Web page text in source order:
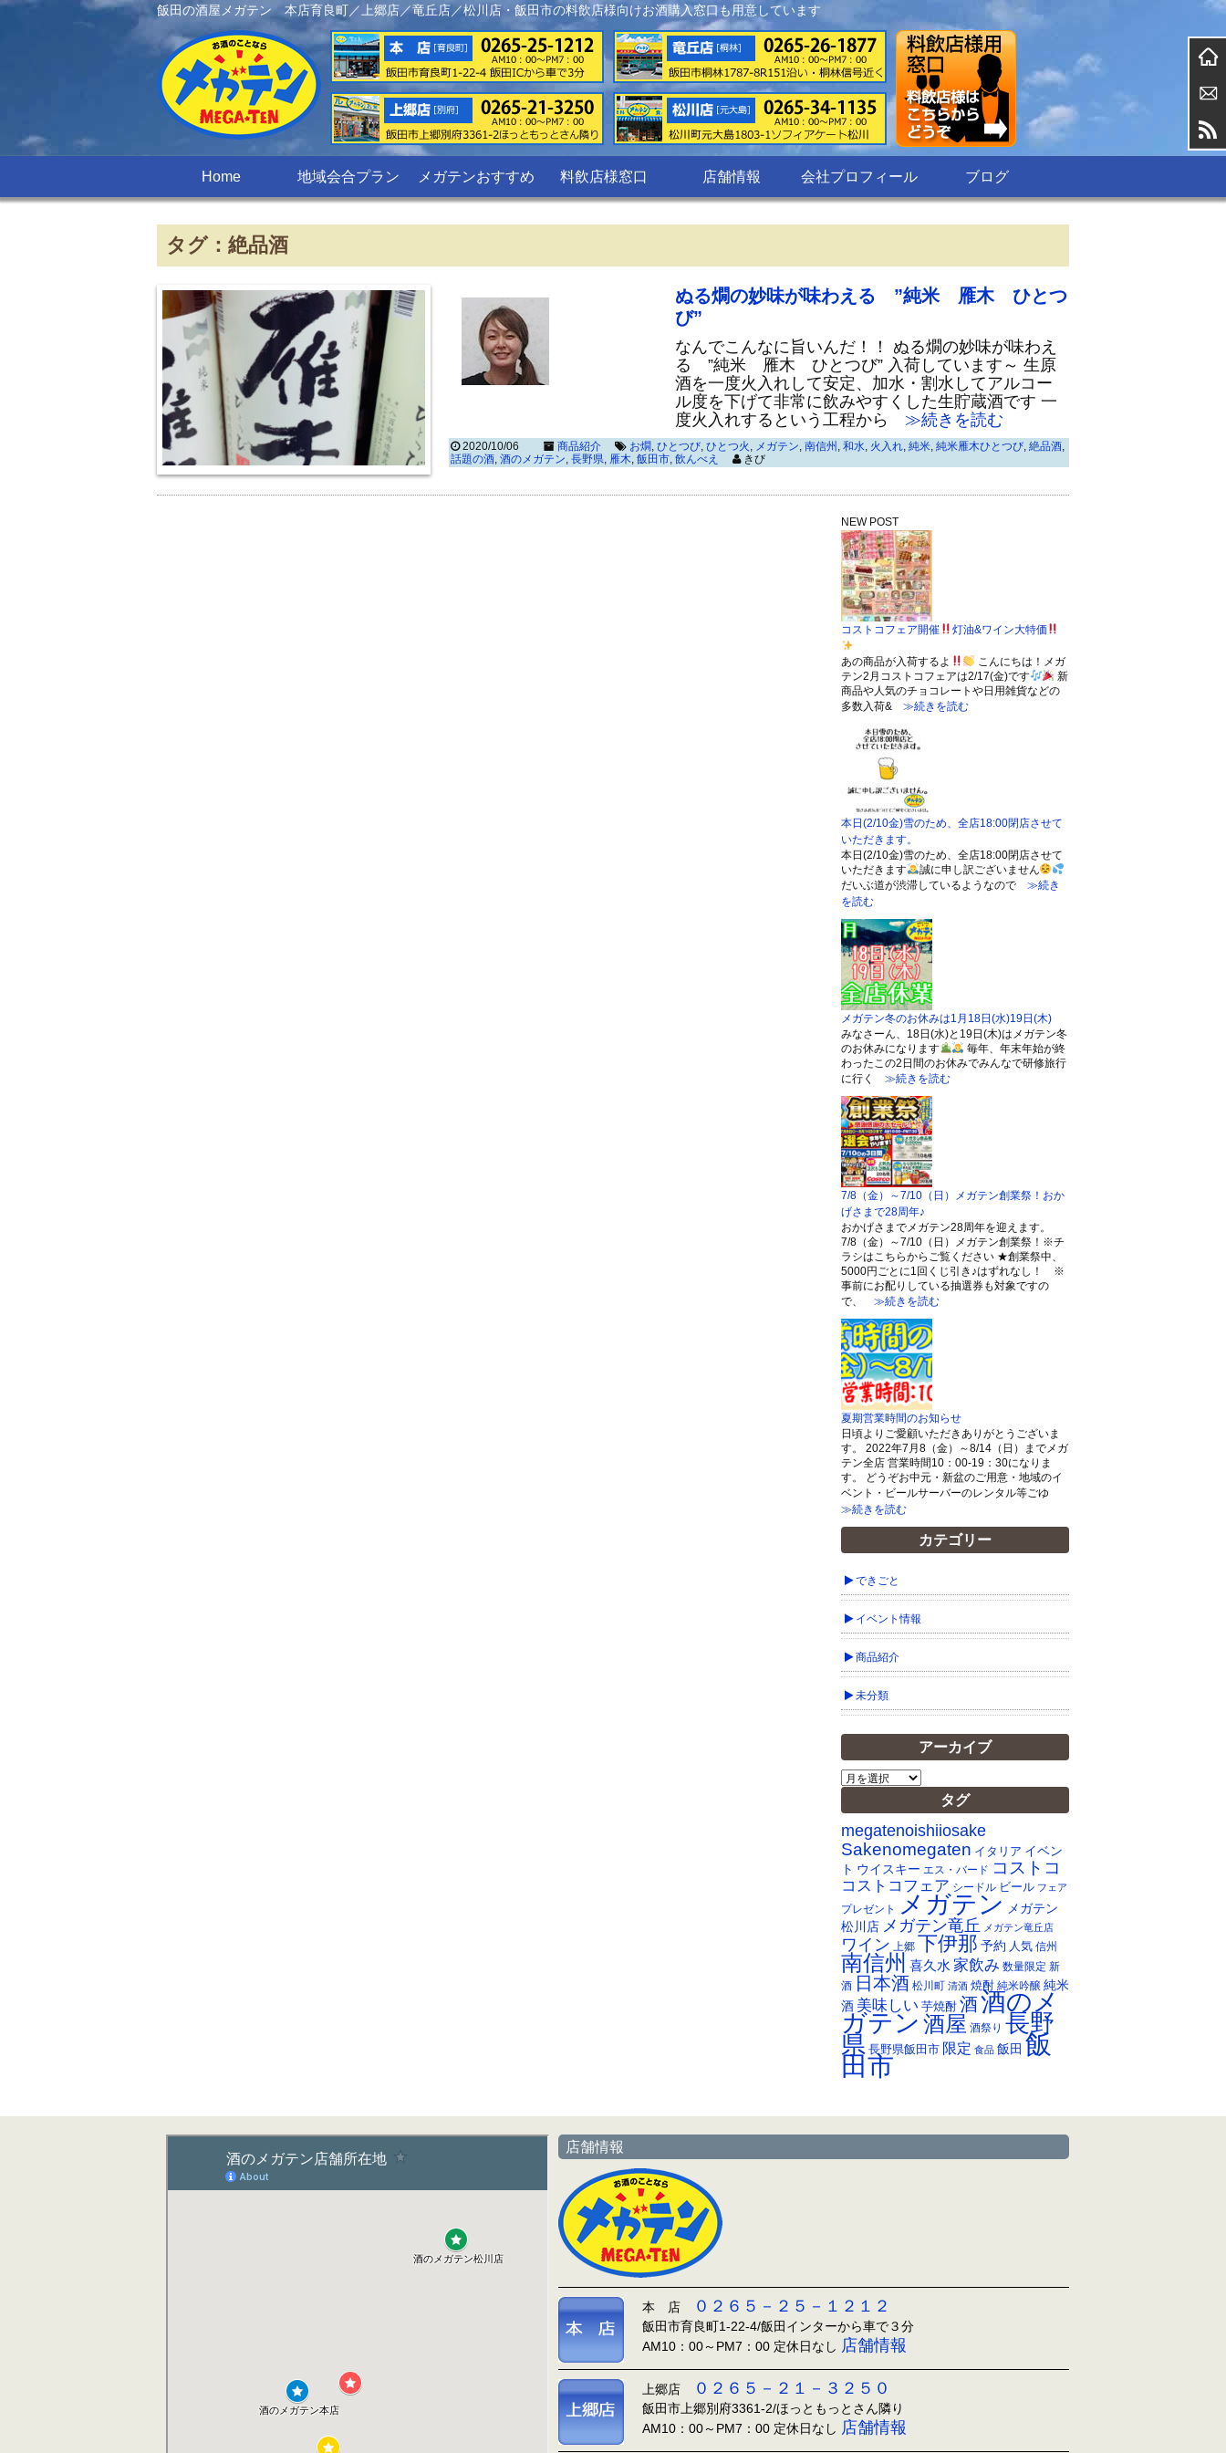
飯田の酒屋メガテン 本店育良町／上郷店／竜丘店／松川店・飯田市の料飲店様向けお酒購入窓口も用意しています
Home 地域会合プラン メガテンおすすめ 料飲店様窓口 店舗情報 会社プロフィール ブログ
タグ：絶品酒
ぬる燗の妙味が味わえる ”純米 雁木 ひとつ
び”
なんでこんなに旨いんだ！！ ぬる燗の妙味が味わえ
る ”純米 雁木 ひとつび” 入荷しています～ 生原
酒を一度火入れして安定、加水・割水してアルコー
ル度を下げて非常に飲みやすくした生貯蔵酒です 一
度火入れするという工程から
≫続きを読む
2020/10/06 商品紹介 お燗, ひとつび, ひとつ火 , メガテン, 南信州 , 和水, 火入れ, 純米, 純米雁木ひとつび, 絶品酒,
話題の酒, 酒のメガテン, 長野県, 雁木, 飯田市, 飲んべえ きび
NEW POST
コストコフェア開催 灯油&ワイン大特価
あの商品が入荷するよ
こんにちは！メガ
テン2月コストコフェアは2/17(金)です
新
商品や人気のチョコレートや日用雑貨などの
多数入荷& ≫続きを読む
本日(2/10金)雪のため、全店18:00閉店させて
いただきます。
本日(2/10金)雪のため、全店18:00閉店させて
いただきます
誠に申し訳ございません
だいぶ道が渋滞しているようなので ≫続き
を読む
メガテン冬のお休みは1月18日(水)19日(木)
みなさーん、18日(水)と19日(木)はメガテン冬
のお休みになります
毎年、年末年始が終
わったこの2日間のお休みでみんなで研修旅行
に行く
≫続きを読む
7/8（金）～7/10（日）メガテン創業祭！おか
げさまで28周年♪
おかげさまでメガテン28周年を迎えます。
7/8（金）～7/10（日）メガテン創業祭！※チ
ラシはこちらからご覧ください ★創業祭中、
5000円ごとに1回くじ引き♪はずれなし！ ※
事前にお配りしている抽選券も対象ですの
で、
≫続きを読む
夏期営業時間のお知らせ
日頃よりご愛顧いただきありがとうございま
す。 2022年7月8（金）～8/14（日）までメガ
テン全店 営業時間10：00-19：30になりま
す。 どうぞお中元・新盆のご用意・地域のイ
ベント・ビールサーバーのレンタル等ごゆ
≫続きを読む
カテゴリー
できごと
イベント情報
商品紹介
未分類
アーカイブ
ア
ー
カ
イ
ブ
タグ
megatenoishiiosake
Sakenomegaten イタリア イベン
ト ウイスキー エス・バード コストコ
コストコフェア シードル ビール フェア
プレゼント メガテン
メガテン
松川店 メガテン竜丘 メガテン竜丘店
ワイン 上郷 下伊那 予約 人気 信州
南信州 喜久水 家飲み 数量限定 新
酒 日本酒 松川町 清酒 焼酎 純米吟醸 純米
酒 美味しい 芋焼酎 酒酒のメ
ガテン 酒屋 酒祭り 長野
県 長野県飯田市 限定 食品 飯田 飯
田市
店舗情報
本 店 ０２６５－２５－１２１２
飯田市育良町1-22-4/飯田インターから車で３分
AM10：00～PM7：00 定休日なし 店舗情報
上郷店 ０２６５－２１－３２５０
飯田市上郷別府3361-2/ほっともっとさん隣り
AM10：00～PM7：00 定休日なし 店舗情報